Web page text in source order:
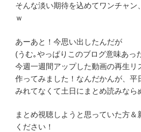
そんな淡い期待を込めてワンチャン
ｗ
あーあと！今思い出したんだが
(うむ｡やっぱりこのブログ意味あっ
今週一週間アップした動画の再生リ
作ってみました！なんだかんが、平
みれてなくて土日にまとめ読みなら
まとめ視聴しようと思っていた方＆
ください！